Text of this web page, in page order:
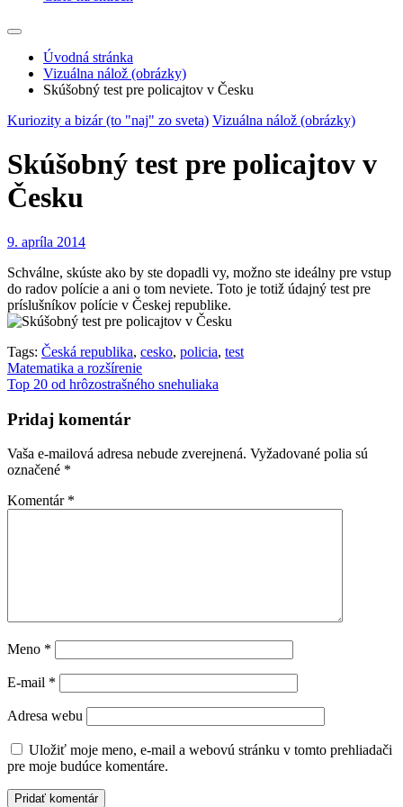
Úvodná stránka
Vizuálna nálož (obrázky)
Skúšobný test pre policajtov v Česku
Kuriozity a bizár (to "naj" zo sveta) Vizuálna nálož (obrázky)
Skúšobný test pre policajtov v
Česku
9. apríla 2014
Schválne, skúste ako by ste dopadli vy, možno ste ideálny pre vstup
do radov polície a ani o tom neviete. Toto je totiž údajný test pre
príslušníkov polície v Českej republike.
Tags: Česká republika, cesko, policia, test
Navigácia
v
článku
Matematika a rozšírenie
Top 20 od hrôzostrašného snehuliaka
Pridaj komentár
Vaša e-mailová adresa nebude zverejnená. Vyžadované polia sú
označené *
Komentár *
Meno *
E-mail *
Adresa webu
Uložiť moje meno, e-mail a webovú stránku v tomto prehliadači
pre moje budúce komentáre.